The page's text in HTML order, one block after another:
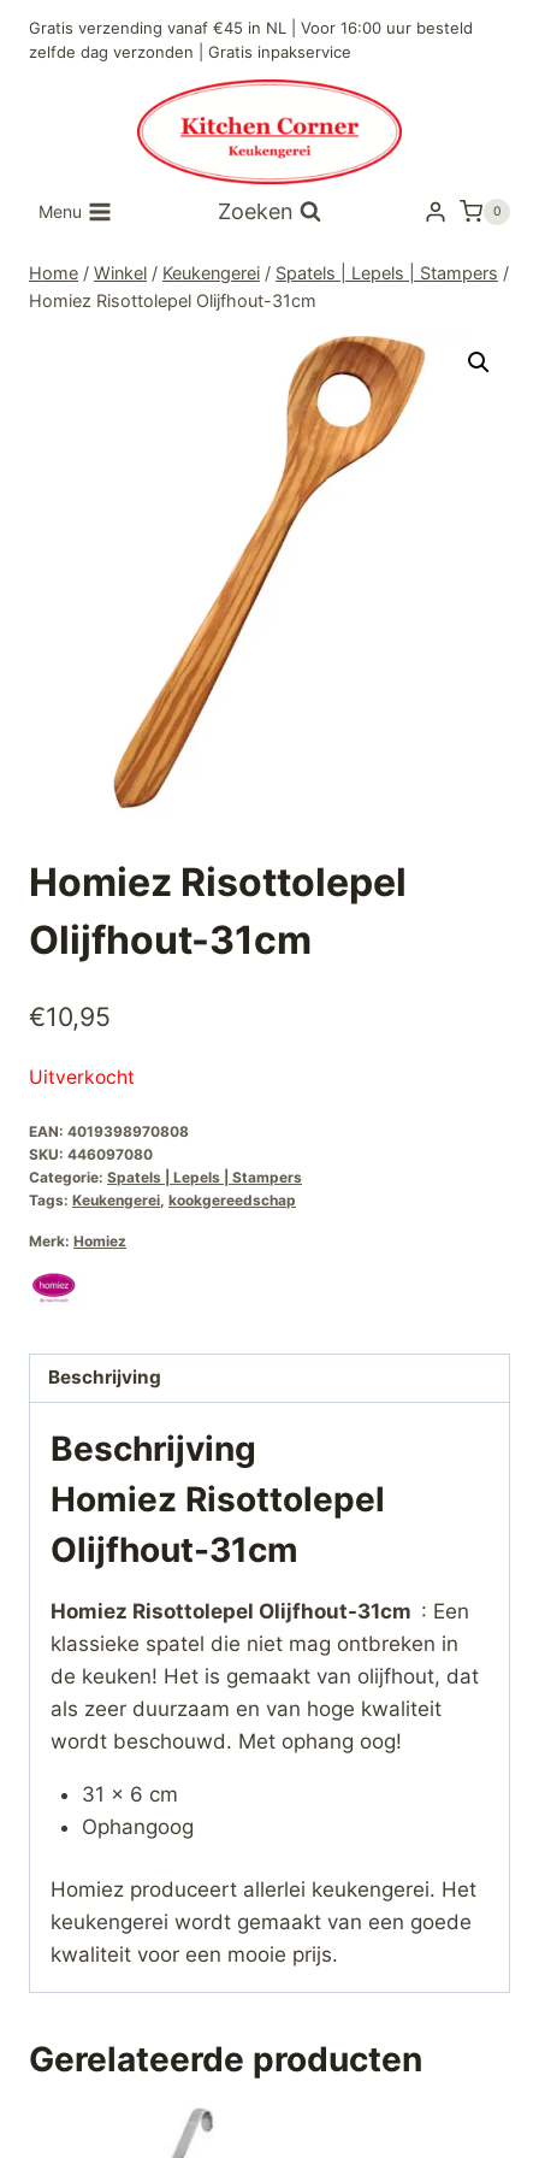
naar
Gratis verzending vanaf €45 in NL | Voor 16:00 uur besteld
zelfde dag verzonden | Gratis inpakservice
Menu Zoeken 0
Home / Winkel / Keukengerei / Spatels | Lepels | Stampers /
Homiez Risottolepel Olijfhout-31cm
Homiez Risottolepel
Olijfhout-31cm
€10,95
Uitverkocht
EAN: 4019398970808
SKU: 446097080
Categorie: Spatels | Lepels | Stampers
Tags: Keukengerei, kookgereedschap
Merk: Homiez
Beschrijving
Beschrijving
Homiez Risottolepel
Olijfhout-31cm
Homiez Risottolepel Olijfhout-31cm : Een
klassieke spatel die niet mag ontbreken in
de keuken! Het is gemaakt van olijfhout, dat
als zeer duurzaam en van hoge kwaliteit
wordt beschouwd. Met ophang oog!
31 x 6 cm
Ophangoog
Homiez produceert allerlei keukengerei. Het
keukengerei wordt gemaakt van een goede
kwaliteit voor een mooie prijs.
Gerelateerde producten